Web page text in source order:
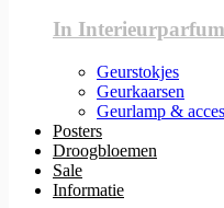
In Interieurparfum
Geurstokjes
Geurkaarsen
Geurlamp &
Posters
Droogbloemen
Sale
Informatie